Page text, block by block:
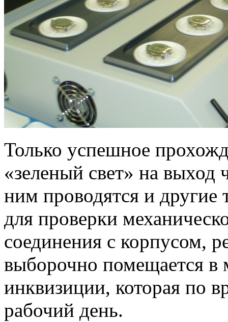
Только успешное
«зеленый свет» на выход
ним проводятся и
для проверки
соединения с корпусом,
выборочно помещается в
инквизиции, которая по
рабочий день.